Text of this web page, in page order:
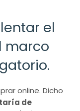
el
marco
online. Dicho
de